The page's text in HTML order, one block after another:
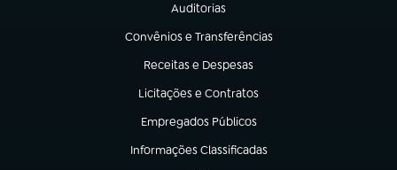
Auditorias
(abre em nova aba)
Convênios e Transferências
(abre em nova aba)
Receitas e Despesas
(abre em nova aba)
Licitações e Contratos
(abre em nova aba)
Empregados Públicos
(abre em nova aba)
Informações Classificadas
(abre em nova aba)